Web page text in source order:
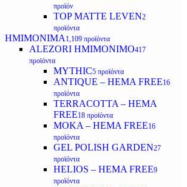
προϊόν
TOP MATTE LEVEN2
προϊόντα
ΗΜΙΜΟΝΙΜΑ 1,109 προϊόντα
ALEZORI ΗΜΙΜΟΝΙΜΟ417
προϊόντα
MYTHIC5 προϊόντα
ANTIQUE – HEMA FREE16
προϊόντα
TERRACOTTA – HEMA
FREE18 προϊόντα
MOKA – HEMA FREE16
προϊόντα
GEL POLISH GARDEN27
προϊόντα
HELIOS – HEMA FREE9
προϊόντα